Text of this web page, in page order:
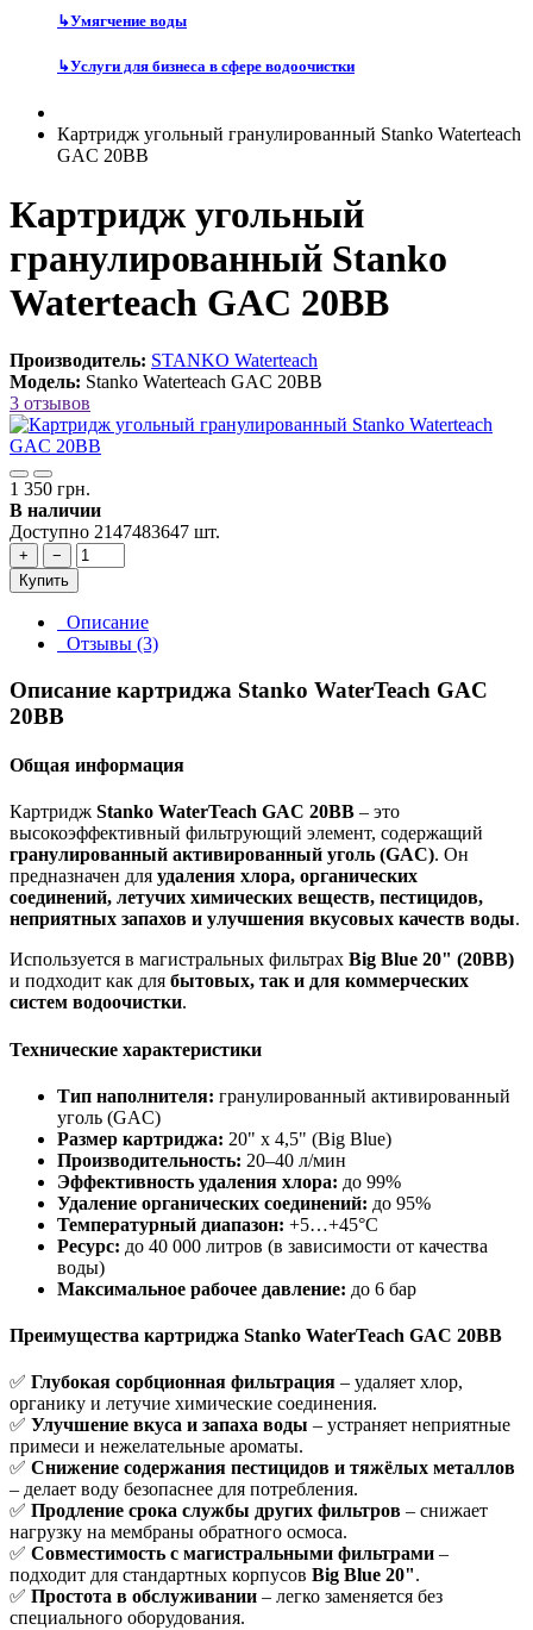
↳Умягчение воды
↳Услуги для бизнеса в сфере водоочистки
Картридж угольный гранулированный Stanko Waterteach
GAC 20BB
Картридж угольный
гранулированный Stanko
Waterteach GAC 20BB
Производитель: STANKO Waterteach
Модель: Stanko Waterteach GAC 20BB
3 отзывов
1 350 грн.
В наличии
Доступно 2147483647 шт.
+
−
Купить
Описание
Отзывы (3)
Описание картриджа Stanko WaterTeach GAC
20BB
Общая информация
Картридж Stanko WaterTeach GAC 20BB – это
высокоэффективный фильтрующий элемент, содержащий
гранулированный активированный уголь (GAC). Он
предназначен для удаления хлора, органических
соединений, летучих химических веществ, пестицидов,
неприятных запахов и улучшения вкусовых качеств воды.
Используется в магистральных фильтрах Big Blue 20" (20BB)
и подходит как для бытовых, так и для коммерческих
систем водоочистки.
Технические характеристики
Тип наполнителя: гранулированный активированный
уголь (GAC)
Размер картриджа: 20" x 4,5" (Big Blue)
Производительность: 20–40 л/мин
Эффективность удаления хлора: до 99%
Удаление органических соединений: до 95%
Температурный диапазон: +5…+45°C
Ресурс: до 40 000 литров (в зависимости от качества
воды)
Максимальное рабочее давление: до 6 бар
Преимущества картриджа Stanko WaterTeach GAC 20BB
✅ Глубокая сорбционная фильтрация – удаляет хлор,
органику и летучие химические соединения.
✅ Улучшение вкуса и запаха воды – устраняет неприятные
примеси и нежелательные ароматы.
✅ Снижение содержания пестицидов и тяжёлых металлов
– делает воду безопаснее для потребления.
✅ Продление срока службы других фильтров – снижает
нагрузку на мембраны обратного осмоса.
✅ Совместимость с магистральными фильтрами –
подходит для стандартных корпусов Big Blue 20".
✅ Простота в обслуживании – легко заменяется без
специального оборудования.